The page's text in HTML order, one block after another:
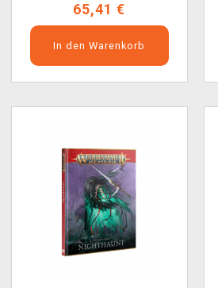
65,41 €
In den Warenkorb